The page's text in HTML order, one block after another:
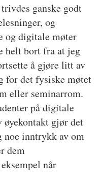
ganske godt
og
og digitale møter
helt bort fra at jeg
å gjøre litt av
for det fysiske møtet
eller seminarrom.
på digitale
gjør det
noe inntrykk av om
dem
når